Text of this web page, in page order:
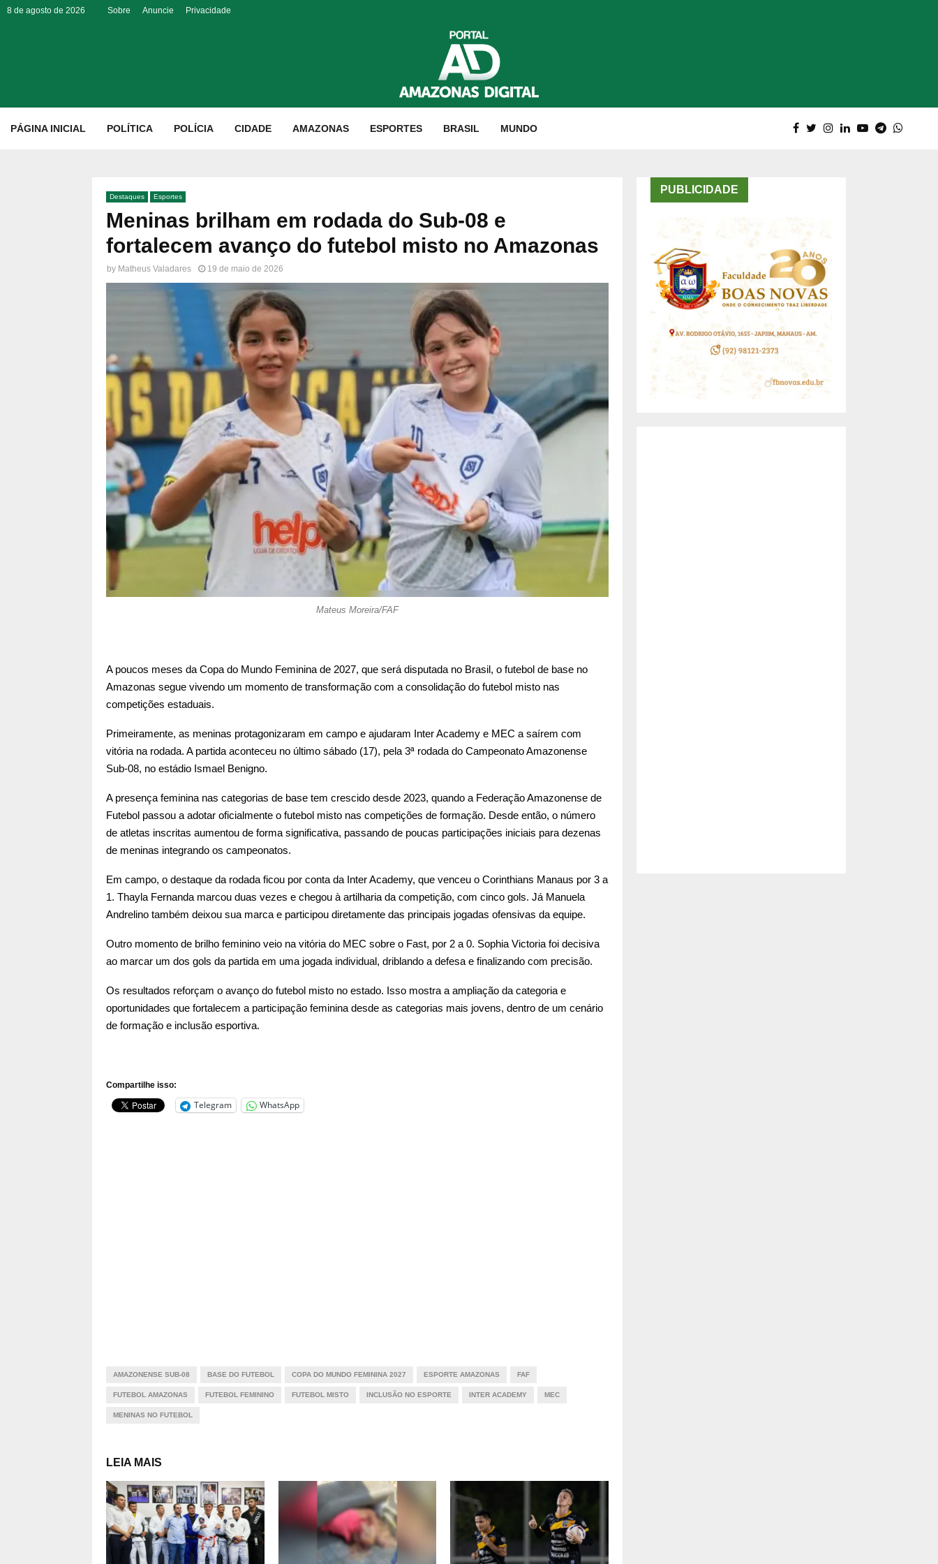
8 de agosto de 2026 Sobre Anuncie Privacidade
PÁGINA INICIAL POLÍTICA POLÍCIA CIDADE AMAZONAS ESPORTES BRASIL MUNDO
Destaques Esportes
Meninas brilham em rodada do Sub-08 e
fortalecem avanço do futebol misto no Amazonas
by Matheus Valadares 19 de maio de 2026
Mateus Moreira/FAF
A poucos meses da Copa do Mundo Feminina de 2027, que será disputada no Brasil, o futebol de base no
Amazonas segue vivendo um momento de transformação com a consolidação do futebol misto nas
competições estaduais.
Primeiramente, as meninas protagonizaram em campo e ajudaram Inter Academy e MEC a saírem com
vitória na rodada. A partida aconteceu no último sábado (17), pela 3ª rodada do Campeonato Amazonense
Sub-08, no estádio Ismael Benigno.
A presença feminina nas categorias de base tem crescido desde 2023, quando a Federação Amazonense de
Futebol passou a adotar oficialmente o futebol misto nas competições de formação. Desde então, o número
de atletas inscritas aumentou de forma significativa, passando de poucas participações iniciais para dezenas
de meninas integrando os campeonatos.
Em campo, o destaque da rodada ficou por conta da Inter Academy, que venceu o Corinthians Manaus por 3 a
1. Thayla Fernanda marcou duas vezes e chegou à artilharia da competição, com cinco gols. Já Manuela
Andrelino também deixou sua marca e participou diretamente das principais jogadas ofensivas da equipe.
Outro momento de brilho feminino veio na vitória do MEC sobre o Fast, por 2 a 0. Sophia Victoria foi decisiva
ao marcar um dos gols da partida em uma jogada individual, driblando a defesa e finalizando com precisão.
Os resultados reforçam o avanço do futebol misto no estado. Isso mostra a ampliação da categoria e
oportunidades que fortalecem a participação feminina desde as categorias mais jovens, dentro de um cenário
de formação e inclusão esportiva.
Compartilhe isso:
Telegram WhatsApp
AMAZONENSE SUB-08 BASE DO FUTEBOL COPA DO MUNDO FEMININA 2027 ESPORTE AMAZONAS FAF
FUTEBOL AMAZONAS FUTEBOL FEMININO FUTEBOL MISTO INCLUSÃO NO ESPORTE INTER ACADEMY MEC
MENINAS NO FUTEBOL
LEIA MAIS
PUBLICIDADE